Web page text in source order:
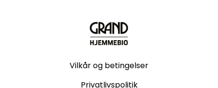
Vilkår og betingelser
Privatlivspolitik